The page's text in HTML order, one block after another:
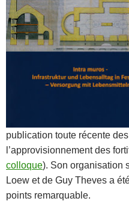
publication toute récente
l’approvisionnement des
colloque). Son organisation
Loew et de Guy Theves a
points remarquable.